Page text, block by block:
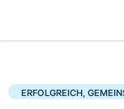
ERFOLGREICH,